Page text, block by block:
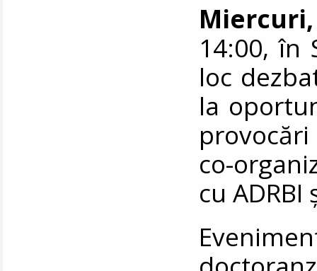
Miercuri,
14:00, în
loc
la
co-
cu ADRBI